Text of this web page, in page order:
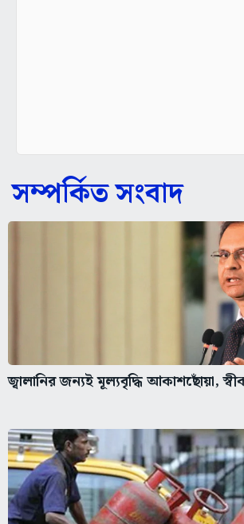
সম্পর্কিত সংবাদ
জ্বালানির জন্যই মূল্যবৃদ্ধি আকাশছোঁয়া,